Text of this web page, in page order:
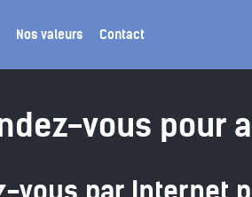
Nos valeurs Contact
vous pour